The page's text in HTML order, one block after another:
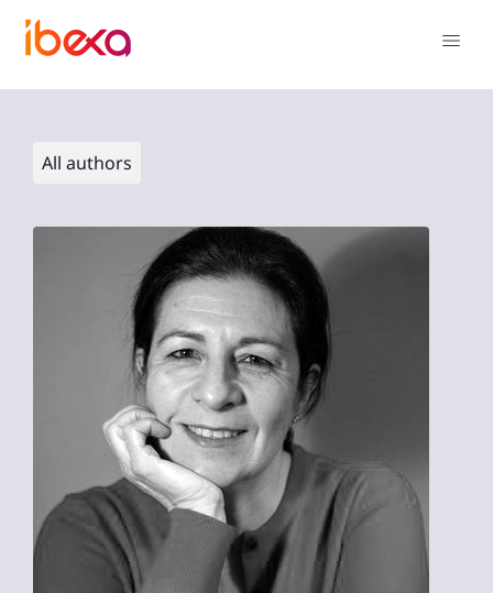
All authors